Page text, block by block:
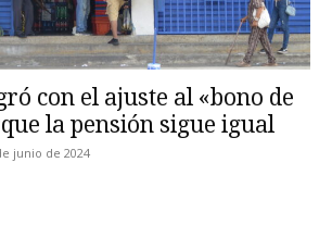
con el ajuste al «bono de
la pensión sigue igual
junio de 2024